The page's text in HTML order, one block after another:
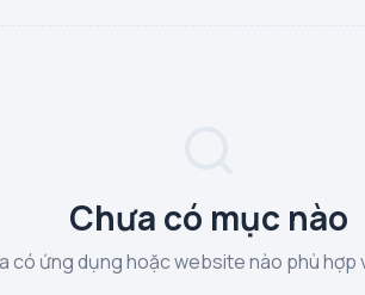
Chưa có mục nào
có ứng dụng hoặc website nào phù hợp